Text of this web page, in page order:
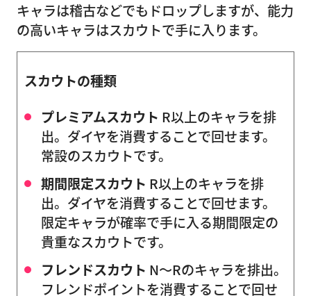
キャラは稽古などでもドロップしますが、能力
の高いキャラはスカウトで手に入ります。
スカウトの種類
プレミアムスカウト R以上のキャラを排
出。ダイヤを消費することで回せます。
常設のスカウトです。
期間限定スカウト R以上のキャラを排
出。ダイヤを消費することで回せます。
限定キャラが確率で手に入る期間限定の
貴重なスカウトです。
フレンドスカウト N〜Rのキャラを排出。
フレンドポイントを消費することで回せ